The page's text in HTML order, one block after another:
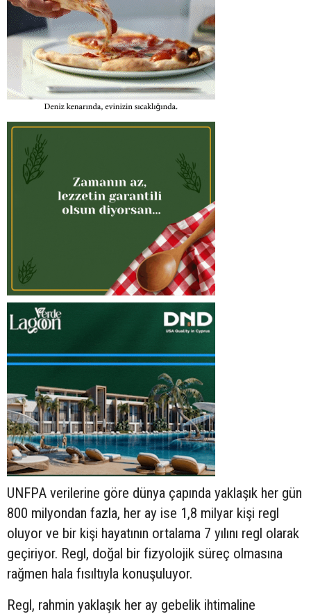
UNFPA verilerine göre dünya çapında yaklaşık her gün
800 milyondan fazla, her ay ise 1,8 milyar kişi regl
oluyor ve bir kişi hayatının ortalama 7 yılını regl olarak
geçiriyor. Regl, doğal bir fizyolojik süreç olmasına
rağmen hala fısıltıyla konuşuluyor.
Regl, rahmin yaklaşık her ay gebelik ihtimaline